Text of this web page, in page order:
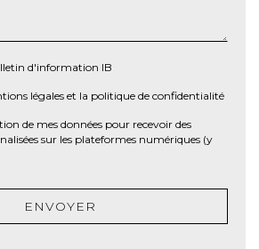
d'information IB
légaleset la politique de confidentialité
de mes données pour recevoir des
sur les plateformes numériques (y
ENVOYER